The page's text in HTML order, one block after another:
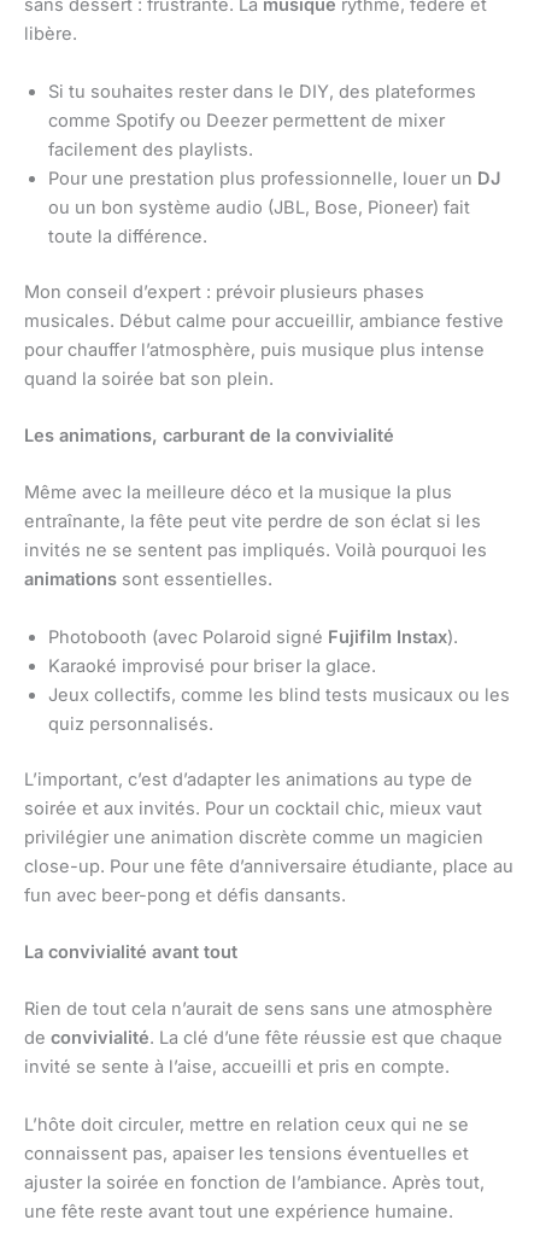
sans dessert : frustrante. La musique rythme, fédère et
libère.
Si tu souhaites rester dans le DIY, des plateformes
comme Spotify ou Deezer permettent de mixer
facilement des playlists.
Pour une prestation plus professionnelle, louer un DJ
ou un bon système audio (JBL, Bose, Pioneer) fait
toute la différence.
Mon conseil d’expert : prévoir plusieurs phases
musicales. Début calme pour accueillir, ambiance festive
pour chauffer l’atmosphère, puis musique plus intense
quand la soirée bat son plein.
Les animations, carburant de la convivialité
Même avec la meilleure déco et la musique la plus
entraînante, la fête peut vite perdre de son éclat si les
invités ne se sentent pas impliqués. Voilà pourquoi les
animations sont essentielles.
Photobooth (avec Polaroid signé Fujifilm Instax).
Karaoké improvisé pour briser la glace.
Jeux collectifs, comme les blind tests musicaux ou les
quiz personnalisés.
L’important, c’est d’adapter les animations au type de
soirée et aux invités. Pour un cocktail chic, mieux vaut
privilégier une animation discrète comme un magicien
close-up. Pour une fête d’anniversaire étudiante, place au
fun avec beer-pong et défis dansants.
La convivialité avant tout
Rien de tout cela n’aurait de sens sans une atmosphère
de convivialité. La clé d’une fête réussie est que chaque
invité se sente à l’aise, accueilli et pris en compte.
L’hôte doit circuler, mettre en relation ceux qui ne se
connaissent pas, apaiser les tensions éventuelles et
ajuster la soirée en fonction de l’ambiance. Après tout,
une fête reste avant tout une expérience humaine.